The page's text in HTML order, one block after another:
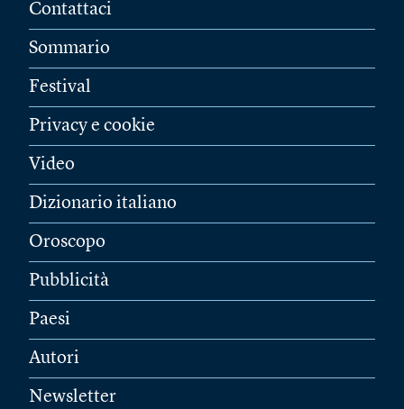
Contattaci
Sommario
Festival
Privacy e cookie
Video
Dizionario italiano
Oroscopo
Pubblicità
Paesi
Autori
Newsletter